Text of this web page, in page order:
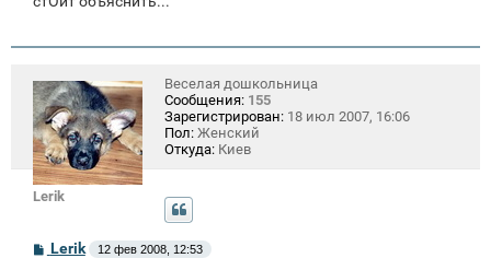
Lerik
Веселая дошкольница
Сообщения: 155
Зарегистрирован: 18 июл 2007, 16:06
Пол: Женский
Откуда: Киев
СLerik 12 фев 2008, 12:53